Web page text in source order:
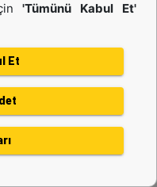
'Tümünü Kabul Et'
Et